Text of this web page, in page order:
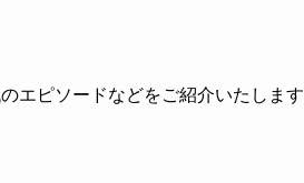
エピソードなどをご紹介いたします